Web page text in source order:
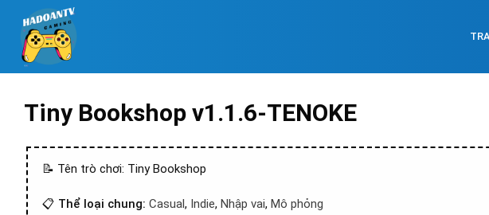
Tiny Bookshop v1.1.6-TENOKE
📝 Tên trò chơi: Tiny Bookshop
📋 Thể loại chung: Casual, Indie, Nhập vai, Mô phỏng